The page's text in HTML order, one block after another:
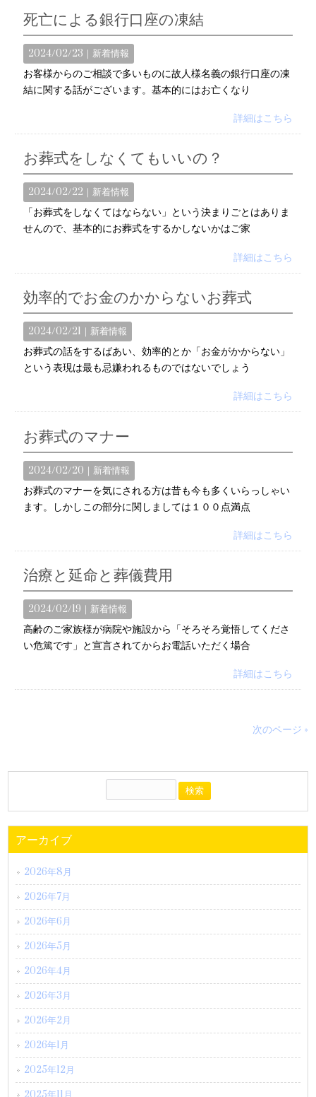
死亡による銀行口座の凍結
2024/02/23｜新着情報
お客様からのご相談で多いものに故人様名義の銀行口座の凍
結に関する話がございます。基本的にはお亡くなり
詳細はこちら
お葬式をしなくてもいいの？
2024/02/22｜新着情報
「お葬式をしなくてはならない」という決まりごとはありま
せんので、基本的にお葬式をするかしないかはご家
詳細はこちら
効率的でお金のかからないお葬式
2024/02/21｜新着情報
お葬式の話をするばあい、効率的とか「お金がかからない」
という表現は最も忌嫌われるものではないでしょう
詳細はこちら
お葬式のマナー
2024/02/20｜新着情報
お葬式のマナーを気にされる方は昔も今も多くいらっしゃい
ます。しかしこの部分に関しましては１００点満点
詳細はこちら
治療と延命と葬儀費用
2024/02/19｜新着情報
高齢のご家族様が病院や施設から「そろそろ覚悟してくださ
い危篤です」と宣言されてからお電話いただく場合
詳細はこちら
次のページ »
アーカイブ
2026年8月
2026年7月
2026年6月
2026年5月
2026年4月
2026年3月
2026年2月
2026年1月
2025年12月